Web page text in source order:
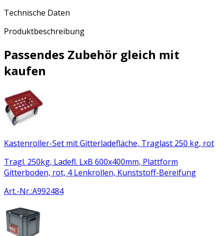
Technische Daten
Produktbeschreibung
Passendes Zubehör gleich mit
kaufen
Kastenroller-Set mit Gitterladefläche, Traglast 250 kg, rot
Tragl. 250kg, Ladefl. LxB 600x400mm, Plattform
Gitterboden, rot, 4 Lenkrollen, Kunststoff-Bereifung
Art.-Nr.:A992484